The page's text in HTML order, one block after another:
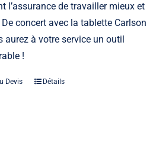
l’assurance de travailler mieux et
concert avec la tablette Carlson
aurez à votre service un outil
!
Devis Détails